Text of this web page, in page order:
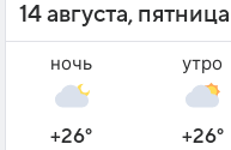
14 августа, пятница
ночь
+26°
утро
+26°